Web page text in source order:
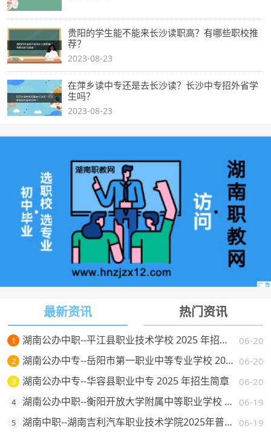
贵阳的学生能不能来长沙读职高？有哪些职校推
荐？
2023-08-23
在萍乡读中专还是去长沙读？长沙中专招外省学
生吗？
2023-08-23
最新资讯 热门资讯
1 06-20
湖南公办中职--平江县职业技术学校 2025 年招生简章
2 06-20
湖南公办中专--岳阳市第一职业中等专业学校 2025 年招生简章
3 06-20
湖南公办中专--华容县职业中专 2025 年招生简章
4 06-19
湖南公办中职--衡阳开放大学附属中等职业学校 2025 年招生简章
5 06-19
湖南中职--湖南吉利汽车职业技术学院2025年普通高校招生章程